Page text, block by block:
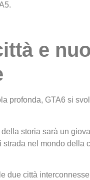
e
profonda, GTA6 si
della storia sarà un
strada nel mondo della
due città